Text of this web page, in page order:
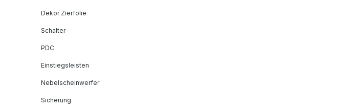
Dekor Zierfolie
Schalter
PDC
Einstiegsleisten
Nebelscheinwerfer
Sicherung